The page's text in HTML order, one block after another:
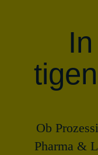
Ob
Pharma &